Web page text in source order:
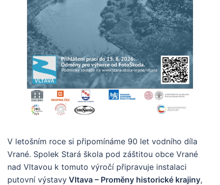
V letošním roce si připomínáme 90 let vodního díla
Vrané. Spolek Stará škola pod záštitou obce Vrané
nad Vltavou k tomuto výročí připravuje instalaci
putovní výstavy Vltava – Proměny historické krajiny,